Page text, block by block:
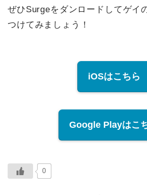
ぜひSurgeをダンロードしてゲイ
つけてみましょう！
iOSはこちら
Google Playはこ
0